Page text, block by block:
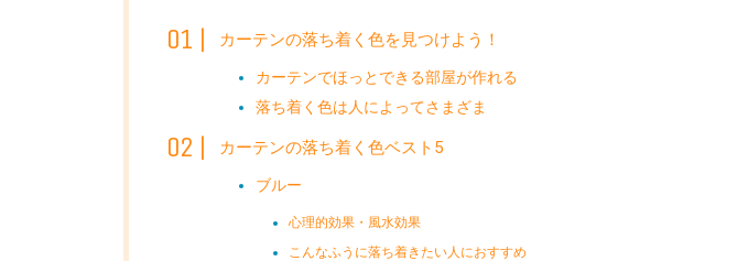
カーテンの落ち着く色を見つけよう！
カーテンでほっとできる部屋が作れる
落ち着く色は人によってさまざま
カーテンの落ち着く色ベスト5
ブルー
心理的効果・風水効果
こんなふうに落ち着きたい人におすすめ